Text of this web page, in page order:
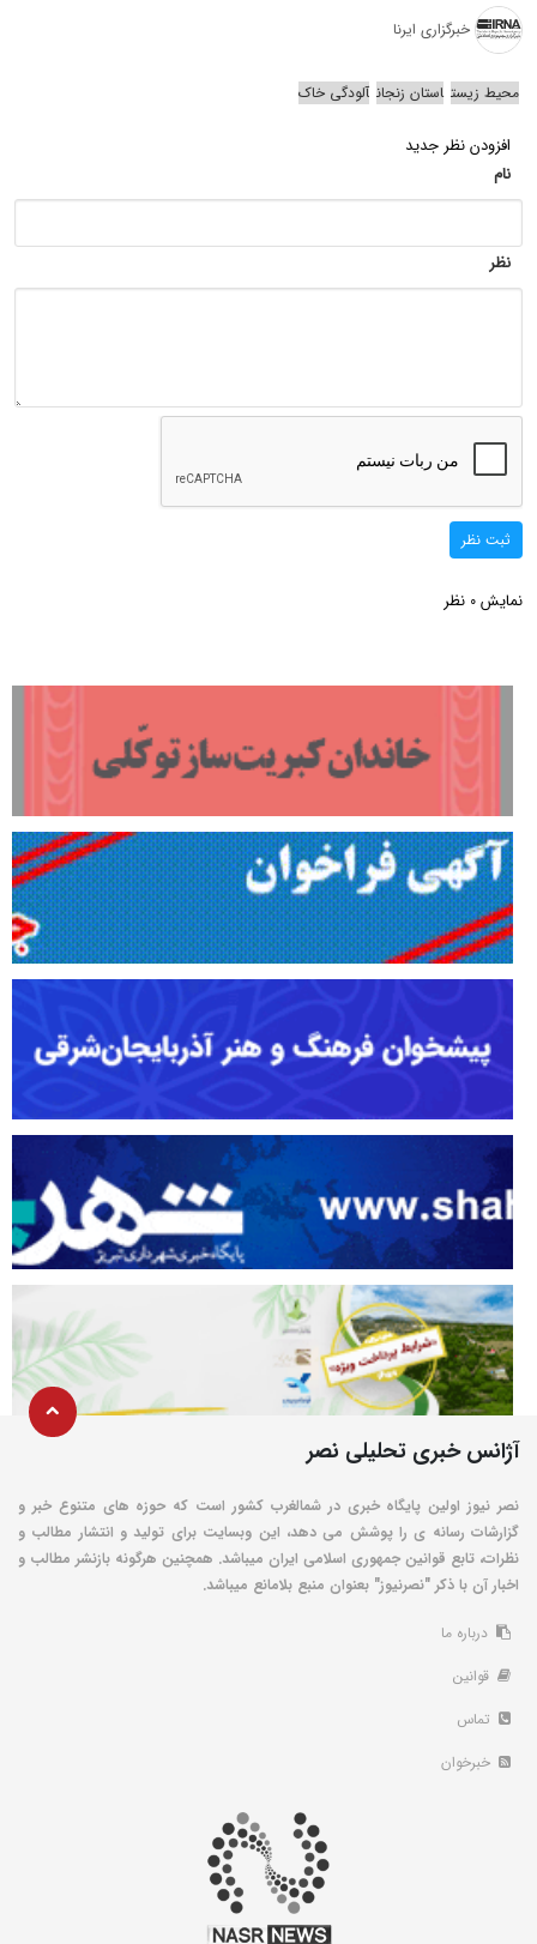
خبرگزاری ایرنا
محیط زیست استان زنجان آلودگی خاک
افزودن نظر جدید
نام
نظر
ثبت نظر
نمایش 0 نظر
آژانس خبری تحلیلی نصر
نصر نیوز اولین پایگاه خبری در شمالغرب کشور است که حوزه های متنوع خبر و
گزارشات رسانه ی را پوشش می دهد، این وبسایت برای تولید و انتشار مطالب و
نظرات، تابع قوانین جمهوری اسلامی ایران میباشد. همچنین هرگونه بازنشر مطالب و
اخبار آن با ذکر "نصرنیوز" بعنوان منبع بلامانع میباشد.
درباره ما
قوانین
تماس
خبرخوان